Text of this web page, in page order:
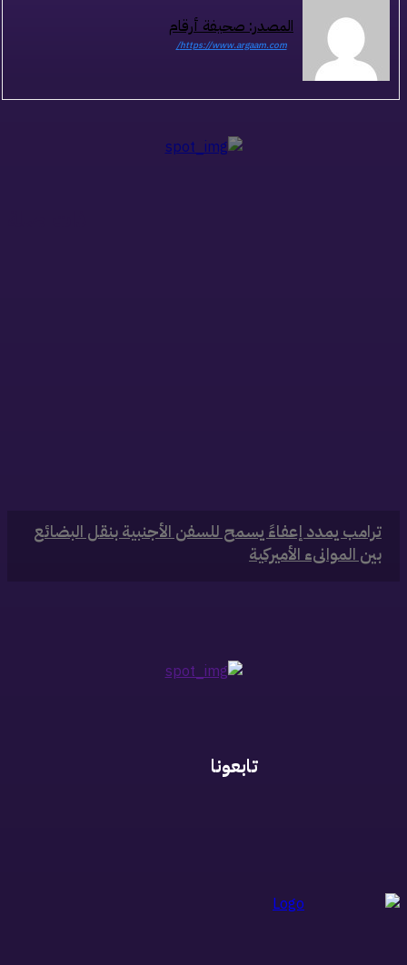
‏ترامب يمدد إعفاءً يسمح للسفن الأجنبية بنقل البضائع
بين الموانىء الأميركية
المصدر: صحيفة أرقام
https://www.argaam.com/
تابعونا